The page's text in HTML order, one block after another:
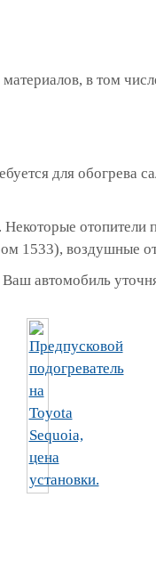
в том
для обогрева
Некоторые
1533), воздушные
автомобиль